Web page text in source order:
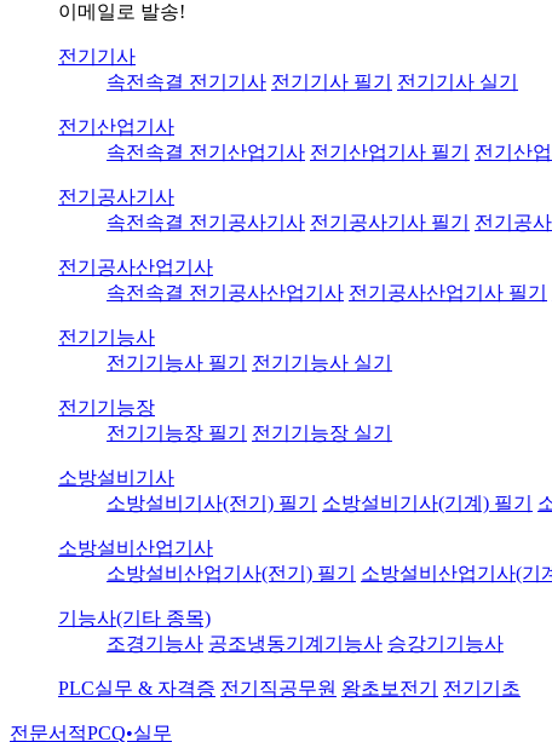
이메일로 발송!
전기기사
속전속결 전기기사 전기기사 필기 전기기사 실기
전기산업기사
속전속결 전기산업기사 전기산업기사 필기 전기산
전기공사기사
속전속결 전기공사기사 전기공사기사 필기 전기공
전기공사산업기사
속전속결 전기공사산업기사 전기공사산업기사 필기
전기기능사
전기기능사 필기
전기기능사 실기
전기기능장
전기기능장 필기
전기기능장 실기
소방설비기사
소방설비기사(전기) 필기
소방설비기사(기계) 필기
소방설비산업기사
소방설비산업기사(전기) 필기
소방설비산업기사(기
기능사(기타 종목)
조경기능사 공조냉동기계기능사 승강기기능사
PLC실무 & 자격증 전기직공무원 왕초보전기 전기기초
전문서적PCQ•실무